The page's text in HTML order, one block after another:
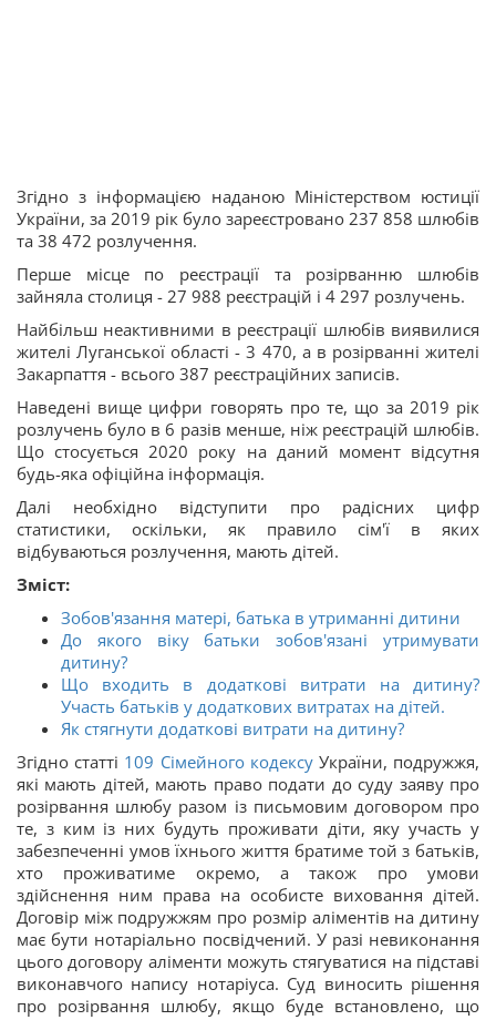
Згідно з інформацією наданою Міністерством юстиції
України, за 2019 рік було зареєстровано 237 858 шлюбів
та 38 472 розлучення.
Перше місце по реєстрації та розірванню шлюбів
зайняла столиця - 27 988 реєстрацій і 4 297 розлучень.
Найбільш неактивними в реєстрації шлюбів виявилися
жителі Луганської області - 3 470, а в розірванні жителі
Закарпаття - всього 387 реєстраційних записів.
Наведені вище цифри говорять про те, що за 2019 рік
розлучень було в 6 разів менше, ніж реєстрацій шлюбів.
Що стосується 2020 року на даний момент відсутня
будь-яка офіційна інформація.
Далі необхідно відступити про радісних цифр
статистики, оскільки, як правило сім'ї в яких
відбуваються розлучення, мають дітей.
Зміст:
Зобов'язання матері, батька в утриманні дитини
До якого віку батьки зобов'язані утримувати
дитину?
Що входить в додаткові витрати на дитину?
Участь батьків у додаткових витратах на дітей.
Як стягнути додаткові витрати на дитину?
Згідно статті 109 Сімейного кодексуУкраїни, подружжя,
які мають дітей, мають право подати до суду заяву про
розірвання шлюбу разом із письмовим договором про
те, з ким із них будуть проживати діти, яку участь у
забезпеченні умов їхнього життя братиме той з батьків,
хто проживатиме окремо, а також про умови
здійснення ним права на особисте виховання дітей.
Договір між подружжям про розмір аліментів на дитину
має бути нотаріально посвідчений. У разі невиконання
цього договору аліменти можуть стягуватися на підставі
виконавчого напису нотаріуса. Суд виносить рішення
про розірвання шлюбу, якщо буде встановлено, що